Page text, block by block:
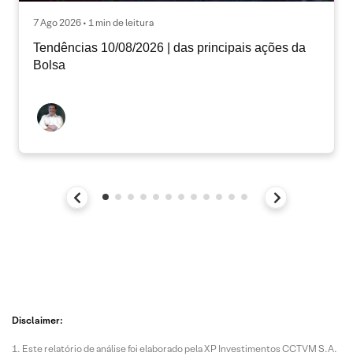
7 Ago 2026 • 1 min de leitura
Tendências 10/08/2026 | das principais ações da
Bolsa
Disclaimer:
Este relatório de análise foi elaborado pela XP Investimentos CCTVM S.A.